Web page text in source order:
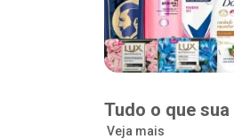
Tudo o que
Veja mais